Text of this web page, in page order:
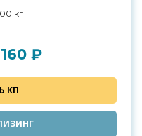
кг
₽
КП